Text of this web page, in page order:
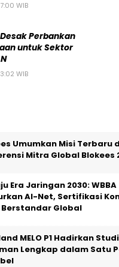
WIB
Perbankan
untuk Sektor
WIB
Umumkan Misi Terbaru
Mitra Global Blokees
Era Jaringan 2030: WBBA
AI-Net, Sertifikasi
Global
MELO P1 Hadirkan
Lengkap dalam Satu